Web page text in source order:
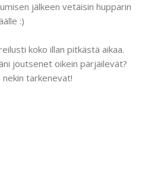
jälkeen vetäisin hupparin
:)
koko illan pitkästä aikaa.
joutsenet oikein pärjäilevät?
tarkenevat!